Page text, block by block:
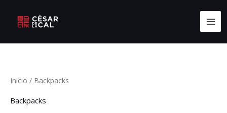
Inicio / Backpacks
Backpacks